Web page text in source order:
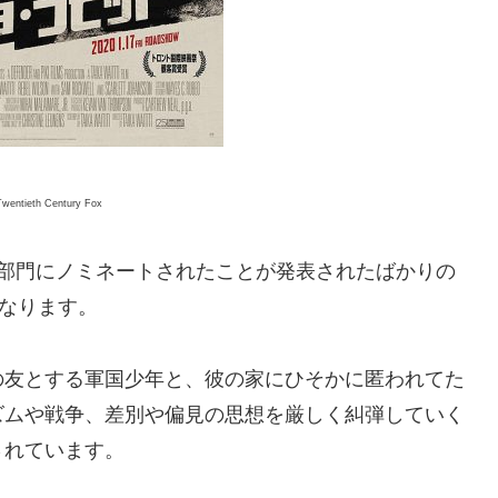
Century Fox
門にノミネートされたことが発表されたばかりの
ります。
とする軍国少年と、彼の家にひそかに匿われてた
や戦争、差別や偏見の思想を厳しく糾弾していく
ています。